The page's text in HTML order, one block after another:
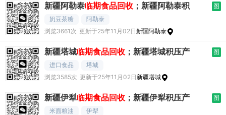
新疆阿勒泰临期食品回收 ；新疆阿勒泰积
图
奶豆茶糖
阿勒泰
浏览3661次 更新于25年11月02日新疆阿勒泰
新疆塔城临期食品回收 ；新疆塔城积压产
图
进口食品
塔城
浏览3585次 更新于25年11月02日新疆塔城
新疆伊犁临期食品回收 ；新疆伊犁积压产
图
米面粮油
伊犁